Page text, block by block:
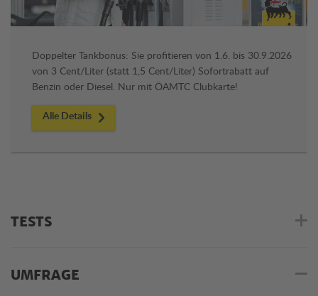
Doppelter Tankbonus: Sie profitieren von 1.6. bis 30.9.2026
von 3 Cent/Liter (statt 1,5 Cent/Liter) Sofortrabatt auf
Benzin oder Diesel. Nur mit ÖAMTC Clubkarte!
Alle Details
TESTS
UMFRAGE